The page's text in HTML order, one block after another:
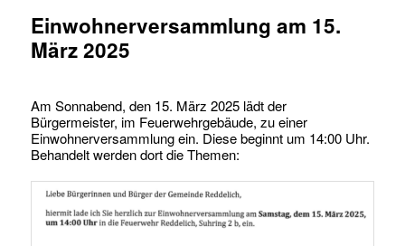
Einwohnerversammlung am 15.
März 2025
Am Sonnabend, den 15. März 2025 lädt der
Bürgermeister, im Feuerwehrgebäude, zu einer
Einwohnerversammlung ein. Diese beginnt um 14:00 Uhr.
Behandelt werden dort die Themen: